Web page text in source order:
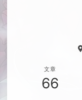
文章
66